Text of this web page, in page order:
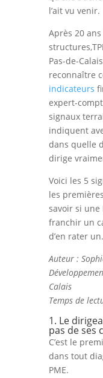
l’ait vu venir.
Après 20
Pas-de-
reconnaître
indicateurs
expert-
signaux
indiquent
dans quelle
dirige
Voici les 5
les
savoir si une
franchir un
d’en rater un.
Auteur :
Calais
Temps de
1. Le
pas de ses
C’est le
dans tout
PME.